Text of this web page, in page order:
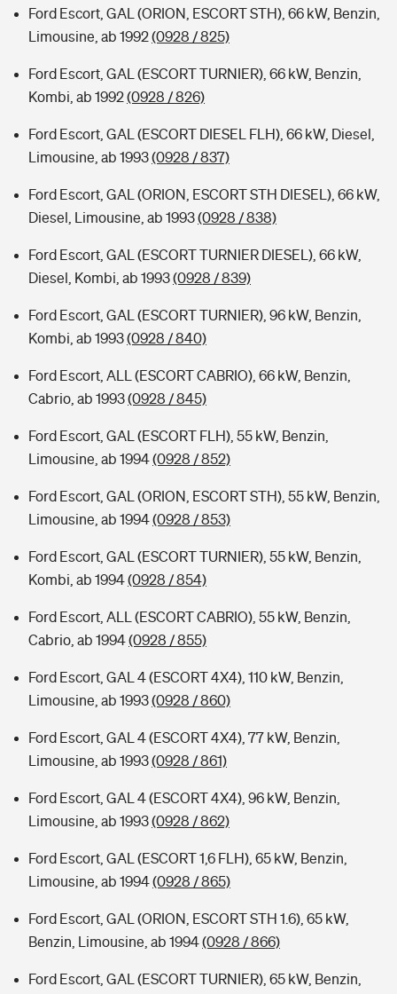
Ford Escort, GAL (ORION, ESCORT STH), 66 kW, Benzin,
Limousine, ab 1992(0928 / 825)
Ford Escort, GAL (ESCORT TURNIER), 66 kW, Benzin,
Kombi, ab 1992(0928 / 826)
Ford Escort, GAL (ESCORT DIESEL FLH), 66 kW, Diesel,
Limousine, ab 1993(0928 / 837)
Ford Escort, GAL (ORION, ESCORT STH DIESEL), 66 kW,
Diesel, Limousine, ab 1993(0928 / 838)
Ford Escort, GAL (ESCORT TURNIER DIESEL), 66 kW,
Diesel, Kombi, ab 1993(0928 / 839)
Ford Escort, GAL (ESCORT TURNIER), 96 kW, Benzin,
Kombi, ab 1993(0928 / 840)
Ford Escort, ALL (ESCORT CABRIO), 66 kW, Benzin,
Cabrio, ab 1993(0928 / 845)
Ford Escort, GAL (ESCORT FLH), 55 kW, Benzin,
Limousine, ab 1994(0928 / 852)
Ford Escort, GAL (ORION, ESCORT STH), 55 kW, Benzin,
Limousine, ab 1994(0928 / 853)
Ford Escort, GAL (ESCORT TURNIER), 55 kW, Benzin,
Kombi, ab 1994(0928 / 854)
Ford Escort, ALL (ESCORT CABRIO), 55 kW, Benzin,
Cabrio, ab 1994(0928 / 855)
Ford Escort, GAL 4 (ESCORT 4X4), 110 kW, Benzin,
Limousine, ab 1993(0928 / 860)
Ford Escort, GAL 4 (ESCORT 4X4), 77 kW, Benzin,
Limousine, ab 1993(0928 / 861)
Ford Escort, GAL 4 (ESCORT 4X4), 96 kW, Benzin,
Limousine, ab 1993(0928 / 862)
Ford Escort, GAL (ESCORT 1,6 FLH), 65 kW, Benzin,
Limousine, ab 1994(0928 / 865)
Ford Escort, GAL (ORION, ESCORT STH 1.6), 65 kW,
Benzin, Limousine, ab 1994(0928 / 866)
Ford Escort, GAL (ESCORT TURNIER), 65 kW, Benzin,